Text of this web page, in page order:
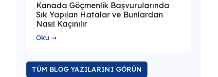
Kanada Göçmenlik Başvurularında
Sık Yapılan Hatalar ve Bunlardan
Nasıl Kaçınılır
Oku ➞
TÜM BLOG YAZILARINI GÖRÜN